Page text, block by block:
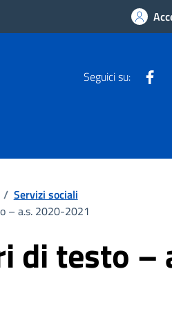
Seguici su:
/ Servizi sociali
– a.s. 2020-2021
di testo –